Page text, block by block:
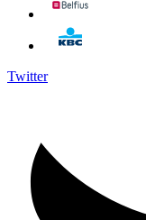
Twitter